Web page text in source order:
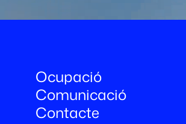
Ocupació
Comunicació
Contacte